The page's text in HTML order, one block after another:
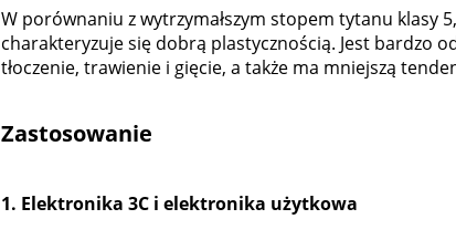
W porównaniu z wytrzymałszym stopem tytanu klasy
charakteryzuje się dobrą plastycznością. Jest bardzo
tłoczenie, trawienie i gięcie, a także ma mniejszą
Zastosowanie
1. Elektronika 3C i elektronika użytkowa